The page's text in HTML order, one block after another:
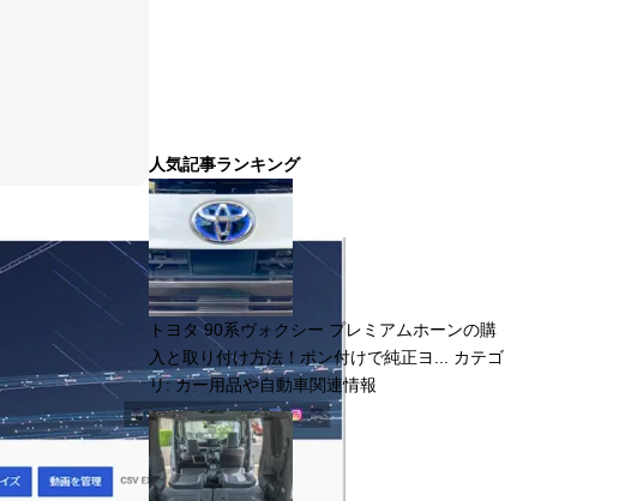
人気記事ランキング
トヨタ 90系ヴォクシー プレミアムホーンの購
入と取り付け方法！ポン付けで純正ヨ...
カテゴ
リ:カー用品や自動車関連情報